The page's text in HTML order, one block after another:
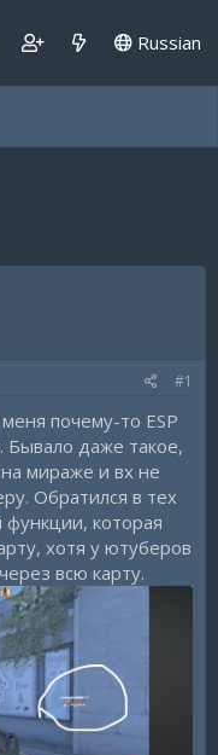
Russian
#1
почему-то ESP
Бывало даже такое,
мираже и вх не
Обратился в тех
функции, которая
хотя у ютуберов
всю карту.